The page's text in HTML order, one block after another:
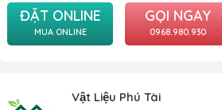
ĐẶT ONLINE
MUA ONLINE
GỌI NGAY
0968.980.930
Vật Liệu Phú Tài